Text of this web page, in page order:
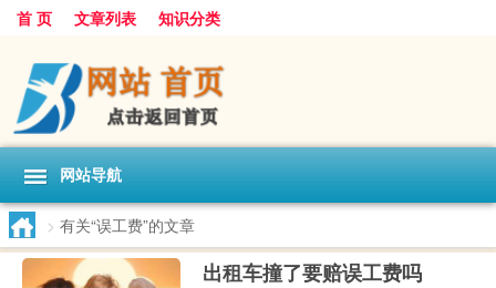
首 页 文章列表 知识分类
网站导航
> 有关“误工费”的文章
出租车撞了要赔误工费吗